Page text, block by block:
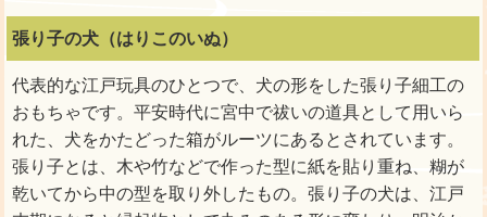
張り子の犬（はりこのいぬ）
代表的な江戸玩具のひとつで、犬の形をした張り子細工の
おもちゃです。平安時代に宮中で祓いの道具として用いら
れた、犬をかたどった箱がルーツにあるとされています。
張り子とは、木や竹などで作った型に紙を貼り重ね、糊が
乾いてから中の型を取り外したもの。張り子の犬は、江戸